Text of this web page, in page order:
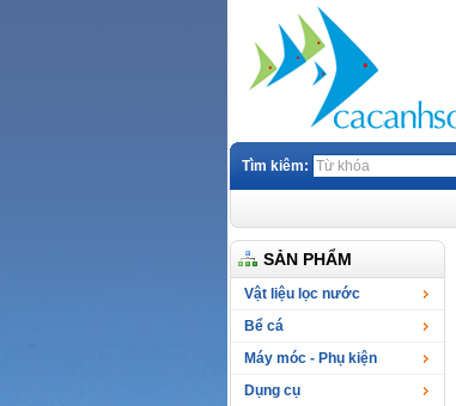
Tìm kiêm:
SẢN PHẨM
Vật liệu lọc nước
Bể cá
Máy móc - Phụ kiện
Dụng cụ